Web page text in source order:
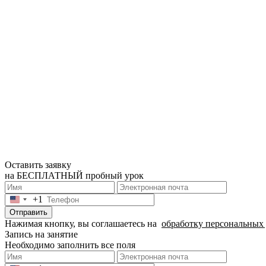
Оставить заявку
на БЕСПЛАТНЫЙ пробный урок
United
States
+1
+1
Отправить
Нажимая кнопку, вы соглашаетесь на обработку
Запись на занятие
Необходимо заполнить все поля